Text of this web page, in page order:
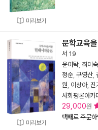
미리보기
미리보기
문학교육
서 19
윤여탁 최미숙
정순 구영산
원 이상아, 진
사회평론아카
29,000원
택배로 주문하